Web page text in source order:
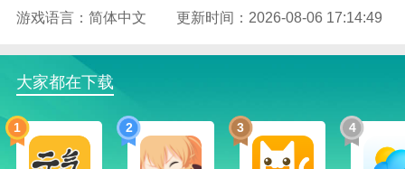
应用特色
行选择，满足你的需求；
进行学习，更好的使用；
3、你可以在学习的过程中随时的记录你的笔记信
游戏语言：简体中文
更新时间：2026-08-06 17:14:49
大家都在下载
1 2 3 4